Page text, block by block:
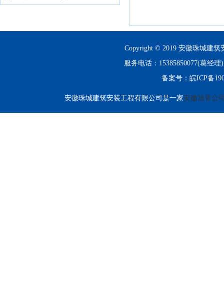
Copyright © 2019 安徽珠城建筑
服务电话：15385850077(葛经
备案号： 皖ICP备
安徽珠城建筑安装工程有限公司是一家安徽顶管公